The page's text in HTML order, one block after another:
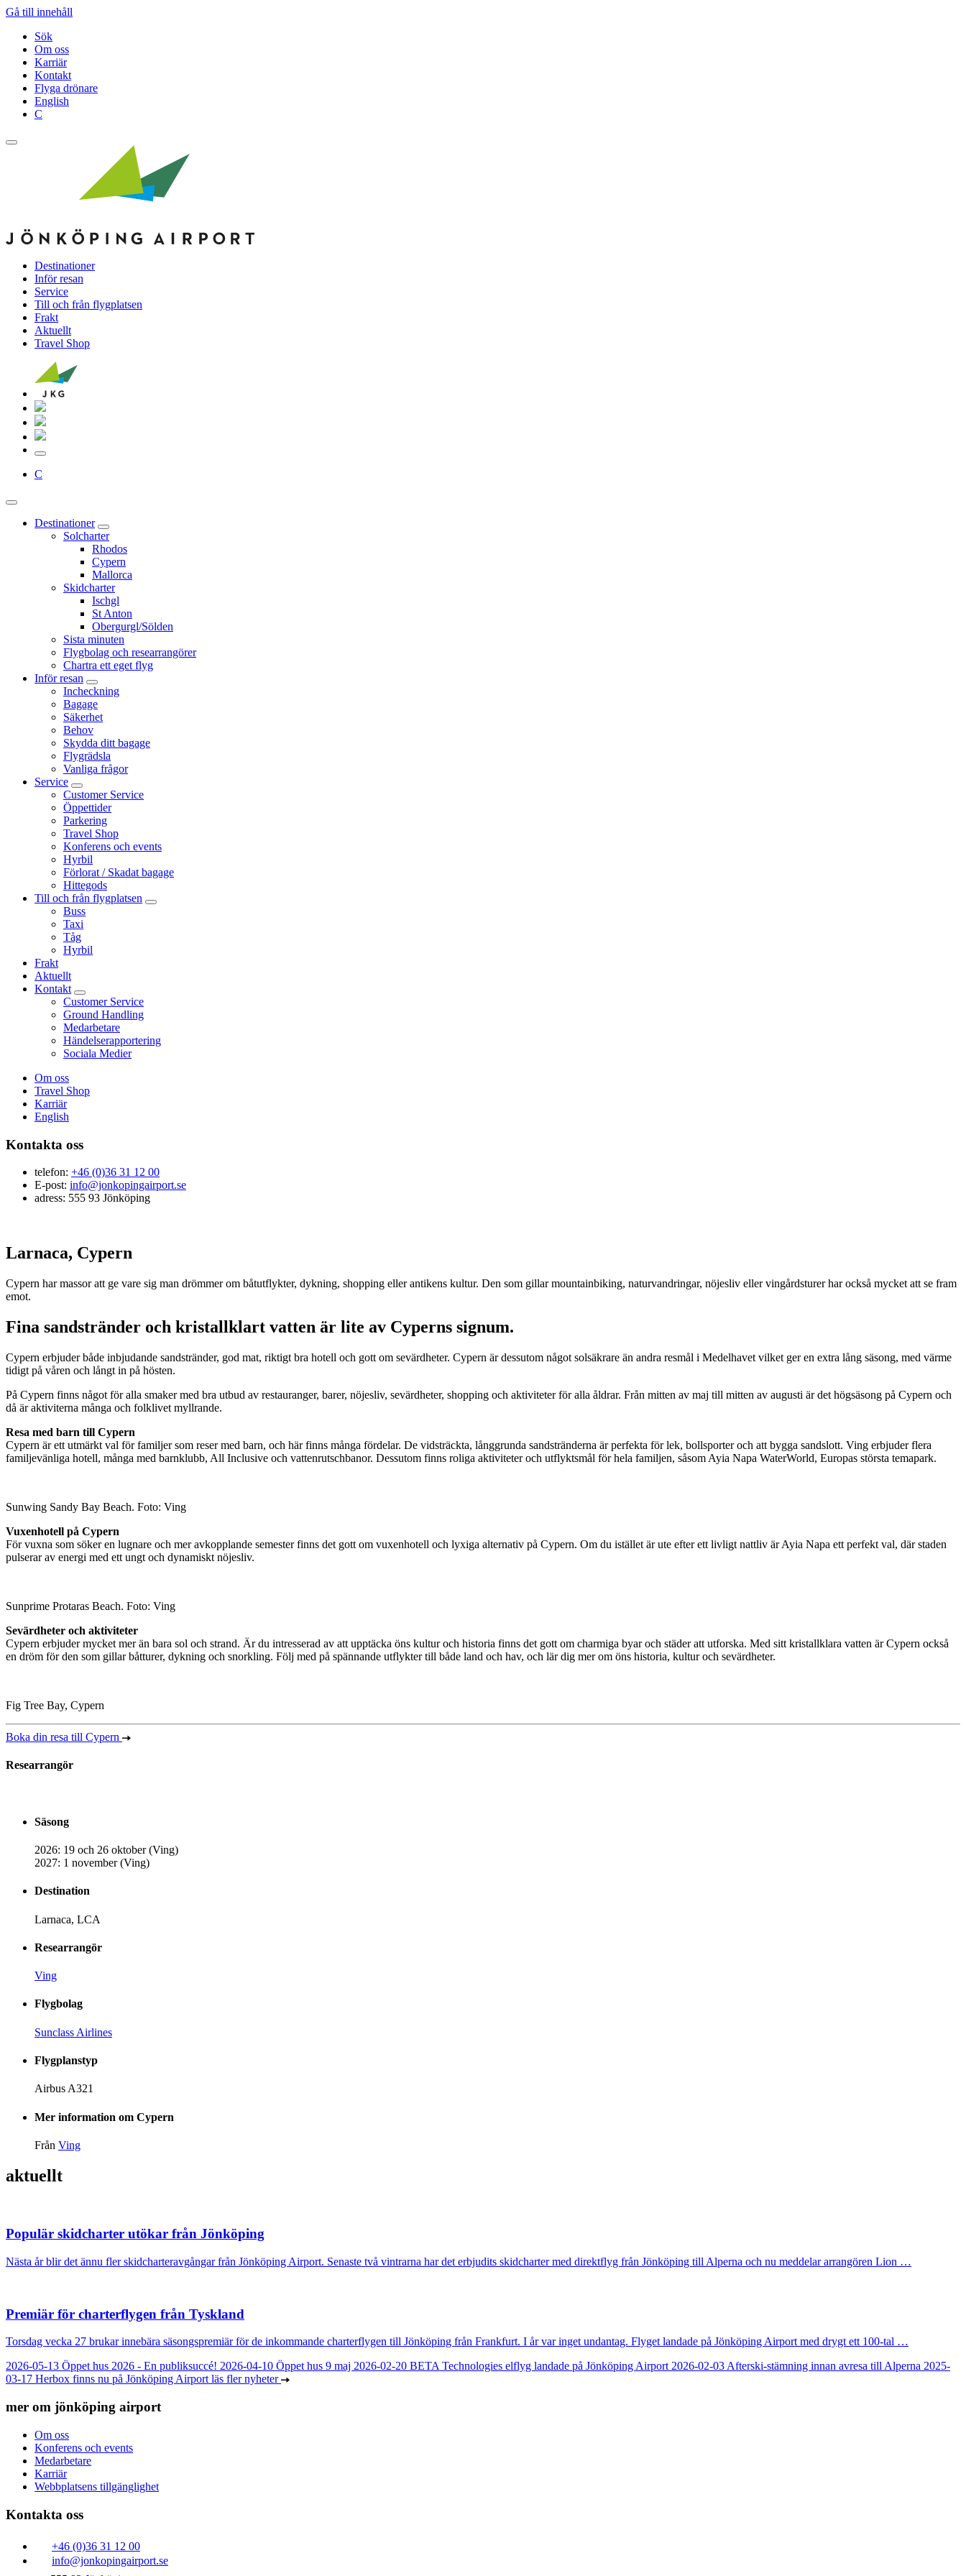
Gå till innehåll
Sök
Om oss
Karriär
Kontakt
Flyga drönare
English
C
Destinationer
Inför resan
Service
Till och från flygplatsen
Frakt
Aktuellt
Travel Shop
C
Destinationer
Solcharter
Rhodos
Cypern
Mallorca
Skidcharter
Ischgl
St Anton
Obergurgl/Sölden
Sista minuten
Flygbolag och researrangörer
Chartra ett eget flyg
Inför resan
Incheckning
Bagage
Säkerhet
Behov
Skydda ditt bagage
Flygrädsla
Vanliga frågor
Service
Customer Service
Öppettider
Parkering
Travel Shop
Konferens och events
Hyrbil
Förlorat / Skadat bagage
Hittegods
Till och från flygplatsen
Buss
Taxi
Tåg
Hyrbil
Frakt
Aktuellt
Kontakt
Customer Service
Ground Handling
Medarbetare
Händelserapportering
Sociala Medier
Om oss
Travel Shop
Karriär
English
Kontakta oss
telefon: +46 (0)36 31 12 00
E-post: info@jonkopingairport.se
adress: 555 93 Jönköping
Larnaca, Cypern
Cypern har massor att ge vare sig man drömmer om båtutflykter, dykning, shopping eller antikens kultur. Den som gillar mountainbiking, naturvandringar, nöjesliv eller vingårdsturer har också mycket att se fram
emot.
Fina sandstränder och kristallklart vatten är lite av Cyperns signum.
Cypern erbjuder både inbjudande sandstränder, god mat, riktigt bra hotell och gott om sevärdheter. Cypern är dessutom något solsäkrare än andra resmål i Medelhavet vilket ger en extra lång säsong, med värme
tidigt på våren och långt in på hösten.
På Cypern finns något för alla smaker med bra utbud av restauranger, barer, nöjesliv, sevärdheter, shopping och aktiviteter för alla åldrar. Från mitten av maj till mitten av augusti är det högsäsong på Cypern och
då är aktiviterna många och folklivet myllrande.
Resa med barn till Cypern
Cypern är ett utmärkt val för familjer som reser med barn, och här finns många fördelar. De vidsträckta, långgrunda sandstränderna är perfekta för lek, bollsporter och att bygga sandslott. Ving erbjuder flera
familjevänliga hotell, många med barnklubb, All Inclusive och vattenrutschbanor. Dessutom finns roliga aktiviteter och utflyktsmål för hela familjen, såsom Ayia Napa WaterWorld, Europas största temapark.
Sunwing Sandy Bay Beach. Foto: Ving
Vuxenhotell på Cypern
För vuxna som söker en lugnare och mer avkopplande semester finns det gott om vuxenhotell och lyxiga alternativ på Cypern. Om du istället är ute efter ett livligt nattliv är Ayia Napa ett perfekt val, där staden
pulserar av energi med ett ungt och dynamiskt nöjesliv.
Sunprime Protaras Beach. Foto: Ving
Sevärdheter och aktiviteter
Cypern erbjuder mycket mer än bara sol och strand. Är du intresserad av att upptäcka öns kultur och historia finns det gott om charmiga byar och städer att utforska. Med sitt kristallklara vatten är Cypern också
en dröm för den som gillar båtturer, dykning och snorkling. Följ med på spännande utflykter till både land och hav, och lär dig mer om öns historia, kultur och sevärdheter.
Fig Tree Bay, Cypern
Boka din resa till Cypern
Researrangör
Säsong
2026: 19 och 26 oktober (Ving)
2027: 1 november (Ving)
Destination
Larnaca, LCA
Researrangör
Ving
Flygbolag
Sunclass Airlines
Flygplanstyp
Airbus A321
Mer information om Cypern
Från Ving
aktuellt
Populär skidcharter utökar från Jönköping
Nästa år blir det ännu fler skidcharteravgångar från Jönköping Airport. Senaste två vintrarna har det erbjudits skidcharter med direktflyg från Jönköping till Alperna och nu meddelar arrangören Lion …
Premiär för charterflygen från Tyskland
Torsdag vecka 27 brukar innebära säsongspremiär för de inkommande charterflygen till Jönköping från Frankfurt. I år var inget undantag. Flyget landade på Jönköping Airport med drygt ett 100-tal …
2026-05-13 Öppet hus 2026 - En publiksuccé! 2026-04-10 Öppet hus 9 maj 2026-02-20 BETA Technologies elflyg landade på Jönköping Airport2026-02-03Afterski-stämning innan avresa till Alperna 2025-
03-17 Herbox finns nu på Jönköping Airportläs fler nyheter
mer om jönköping airport
Om oss
Konferens och events
Medarbetare
Karriär
Webbplatsens tillgänglighet
Kontakta oss
+46 (0)36 31 12 00
info@jonkopingairport.se